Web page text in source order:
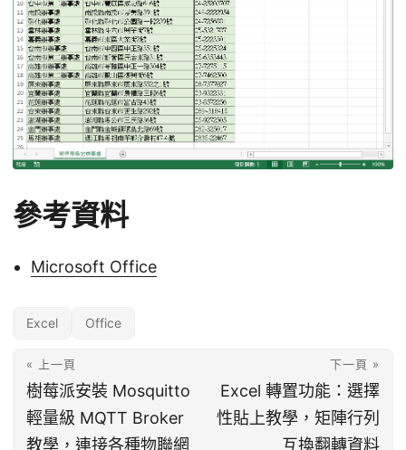
參考資料
Microsoft Office
Excel Office
« 上一頁
樹莓派安裝 Mosquitto
輕量級 MQTT Broker
教學，連接各種物聯網
下一頁 »
Excel 轉置功能：選擇
性貼上教學，矩陣行列
互換翻轉資料